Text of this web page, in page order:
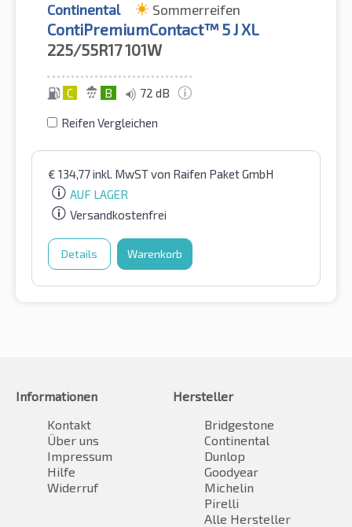
Continental Sommerreifen
ContiPremiumContact™ 5 J XL
225/55R17101W
C B 72 dB
Reifen Vergleichen
€ 134,77inkl. MwSTvon Raifen Paket GmbH
AUF LAGER
Versandkostenfrei
Details Warenkorb
Informationen
Kontakt
Über uns
Impressum
Hilfe
Widerruf
Hersteller
Bridgestone
Continental
Dunlop
Goodyear
Michelin
Pirelli
Alle Hersteller